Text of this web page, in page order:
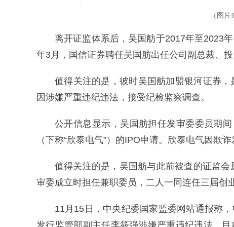
（图
离开证监体系后，吴国舫于2017年至2023
年3月，国信证券聘任吴国舫出任公司副总裁、投
值得关注的是，彼时吴国舫加盟银河证券
因涉嫌严重违纪违法，接受纪检监察调查。
公开信息显示，吴国舫担任发审委委员期
（下称“欣泰电气”）的IPO申请。欣泰电气因欺
值得关注的是，吴国舫与此前被查的证监
审委成立时担任兼职委员，二人一同连任三届创
11月15日，中央纪委国家监委网站通报称
发行监管部副主任李筱强涉嫌严重违纪违法，